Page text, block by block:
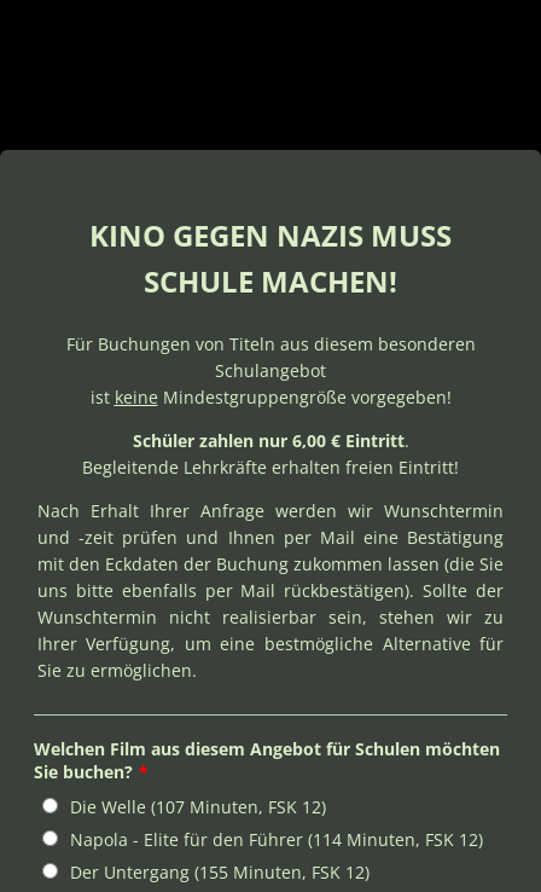
KINO GEGEN NAZIS MUSS
SCHULE MACHEN!
Für Buchungen von Titeln aus diesem besonderen
Schulangebot
ist keine Mindestgruppengröße vorgegeben!
Schüler zahlen nur 6,00 € Eintritt.
Begleitende Lehrkräfte erhalten freien Eintritt!
Nach Erhalt Ihrer Anfrage werden wir Wunschtermin
und -zeit prüfen und Ihnen per Mail eine Bestätigung
mit den Eckdaten der Buchung zukommen lassen (die Sie
uns bitte ebenfalls per Mail rückbestätigen). Sollte der
Wunschtermin nicht realisierbar sein, stehen wir zu
Ihrer Verfügung, um eine bestmögliche Alternative für
Sie zu ermöglichen.
Welchen Film aus diesem Angebot für Schulen möchten
Sie buchen? *
Die Welle (107 Minuten, FSK 12)
Napola - Elite für den Führer (114 Minuten, FSK 12)
Der Untergang (155 Minuten, FSK 12)